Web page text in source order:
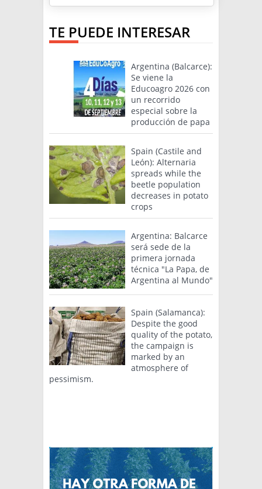
TE PUEDE INTERESAR
Argentina (Balcarce):
Se viene la
Educoagro 2026 con
un recorrido
especial sobre la
producción de papa
Spain (Castile and
León): Alternaria
spreads while the
beetle population
decreases in potato
crops
Argentina: Balcarce
será sede de la
primera jornada
técnica "La Papa, de
Argentina al Mundo"
Spain (Salamanca):
Despite the good
quality of the potato,
the campaign is
marked by an
atmosphere of
pessimism.